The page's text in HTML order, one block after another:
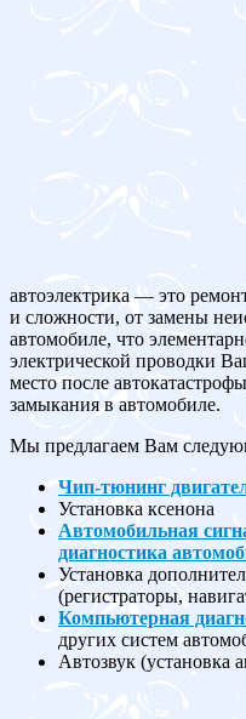
автоэлектрика — это
и сложности, от замены
автомобиле, что
электрической проводки
место после
замыкания в автомобиле.
Мы предлагаем Вам
Чип-тюнинг
Установка ксенона
Автомобильная
диагностика
Установка
(регистраторы,
Компьютерная
других систем
Автозвук (установка